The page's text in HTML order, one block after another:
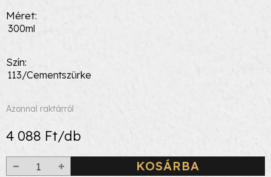
Méret
300ml
Szín
113/Cementszürke
Azonnal raktárról
4 088 Ft/db
KOSÁRBA